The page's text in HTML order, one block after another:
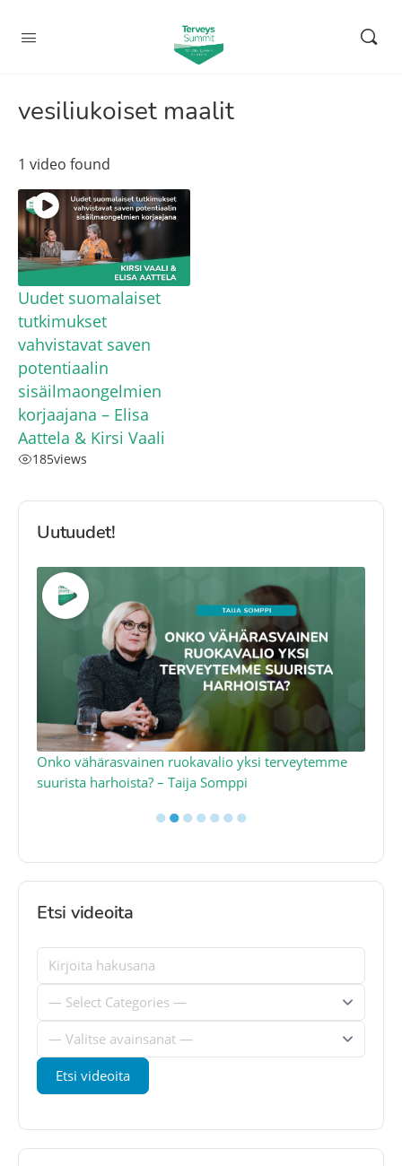
vesiliukoiset maalit
1 video found
Uudet suomalaiset
tutkimukset
vahvistavat saven
potentiaalin
sisäilmaongelmien
korjaajana – Elisa
Aattela & Kirsi Vaali
185views
Uutuudet!
Onko vähärasvainen ruokavalio yksi terveytemme
suurista harhoista? – Taija Somppi
●●●●●●●
Etsi videoita